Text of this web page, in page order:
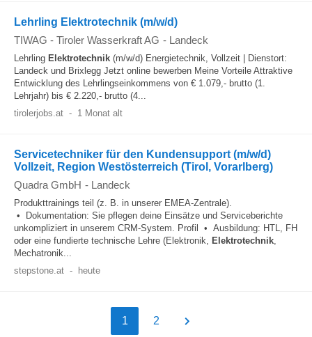
Lehrling Elektrotechnik (m/w/d)
TIWAG - Tiroler Wasserkraft AG - Landeck
Lehrling Elektrotechnik (m/w/d) Energietechnik, Vollzeit | Dienstort:
Landeck und Brixlegg Jetzt online bewerben Meine Vorteile Attraktive
Entwicklung des Lehrlingseinkommens von € 1.079,- brutto (1.
Lehrjahr) bis € 2.220,- brutto (4...
tirolerjobs.at - 1 Monat alt
Servicetechniker für den Kundensupport (m/w/d)
Vollzeit, Region Westösterreich (Tirol, Vorarlberg)
Quadra GmbH - Landeck
Produkttrainings teil (z. B. in unserer EMEA-Zentrale).
• Dokumentation: Sie pflegen deine Einsätze und Serviceberichte
unkompliziert in unserem CRM-System. Profil • Ausbildung: HTL, FH
oder eine fundierte technische Lehre (Elektronik, Elektrotechnik,
Mechatronik...
stepstone.at - heute
1 2